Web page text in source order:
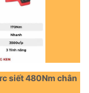
siết 480Nm chân